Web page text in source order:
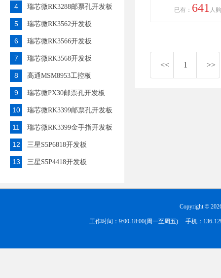
已有： 641 人
<< 1 >>
4 瑞芯微RK3288邮票孔开发板
5 瑞芯微RK3562开发板
6 瑞芯微RK3566开发板
7 瑞芯微RK3568开发板
8 高通MSM8953工控板
9 瑞芯微PX30邮票孔开发板
10 瑞芯微RK3399邮票孔开发板
11 瑞芯微RK3399金手指开发板
12 三星S5P6818开发板
13 三星S5P4418开发板
Copyright ©
工作时间：9:00-18:00(周一至周五) 手机：136-